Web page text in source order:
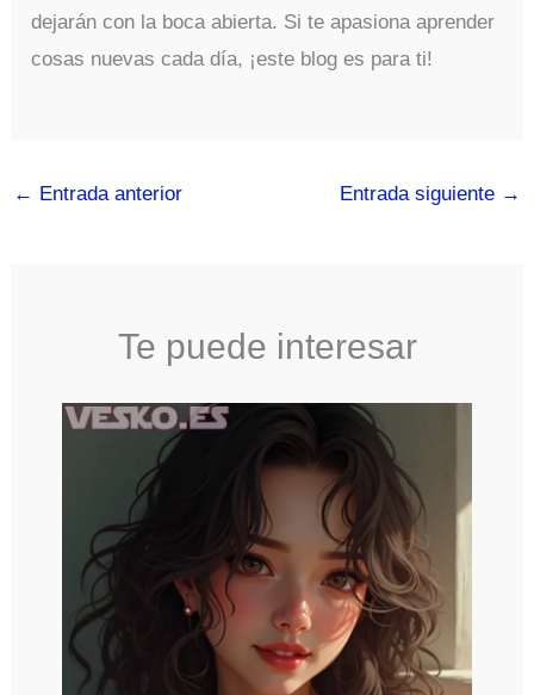
dejarán con la boca abierta. Si te apasiona aprender
cosas nuevas cada día, ¡este blog es para ti!
← Entrada anterior Entrada siguiente →
Te puede interesar